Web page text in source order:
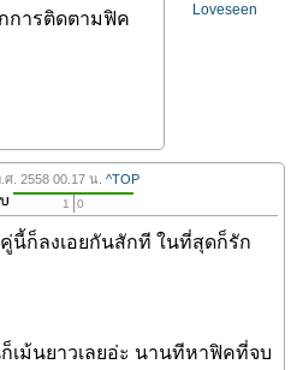
Loveseen
ารติดตามฟิค
. 2558 00.17 น. ^TOP
1 0
คู่นี้ก็ลงเอยกันสักที ในที่สุดก็รัก
เม้นยาวเลยอ่ะ นานทีหาฟิคที่จบ